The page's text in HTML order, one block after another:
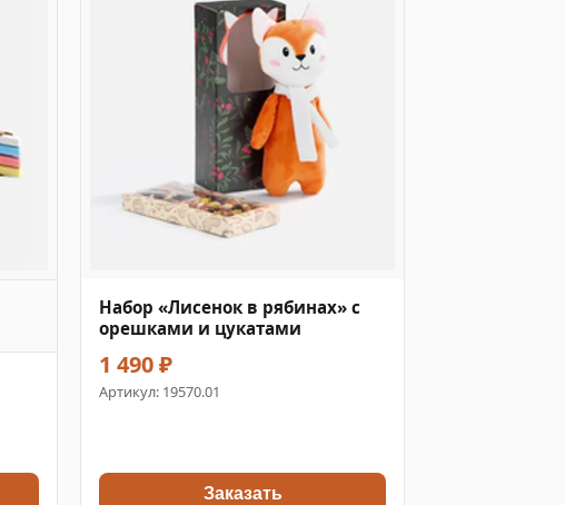
Набор «Лисенок в рябинах» с
орешками и цукатами
1 490 ₽
Артикул: 19570.01
Заказать